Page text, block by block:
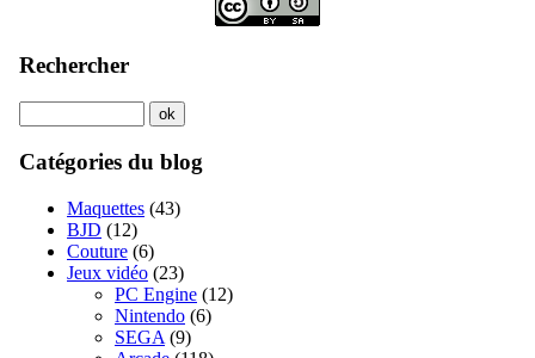
Rechercher
Catégories du blog
Maquettes (43)
BJD (12)
Couture (6)
Jeux vidéo (23)
PC Engine (12)
Nintendo (6)
SEGA (9)